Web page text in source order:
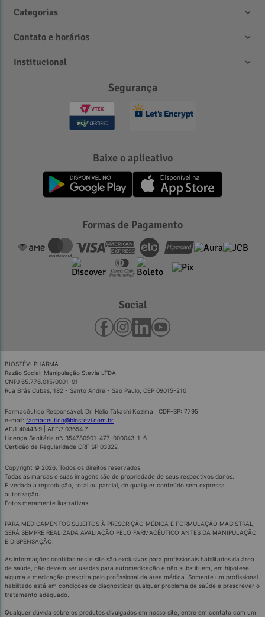
Categorias
Contato e horários
Institucional
Segurança
Baixe o aplicativo
Formas de Pagamento
Social
BIOSTÉVI PHARMA
Razão Social: Manipulação Stevia LTDA
CNPJ 65.776.015/0001-91
Rua Brás Cubas, 182 - Santo André - São Paulo, CEP 09015-210
Farmacêutico Responsável: Dr. Hélio Takashi Kozima | CDF-SP: 7795
e-mail: farmaceutico@biostevi.com.br
AE:1.40443.9 | AFE:7.03654.7
Licença Sanitária nº: 354780901-477-000043-1-6
Certidão de Regularidade CRF SP 03322
Copyright © 2026. Todos os direitos reservados.
Todas as marcas e suas imagens são de propriedade de seus respectivos donos.
É vedada a reprodução, total ou parcial, de qualquer conteúdo sem expressa
autorização.
Fotos meramente ilustrativas.
PARA MEDICAMENTOS SUJEITOS À PRESCRIÇÃO MÉDICA E FORMULAÇÃO MAGISTRAL,
SERÁ SEMPRE REALIZADA AVALIAÇÃO PELO FARMACÊUTICO ANTES DA MANIPULAÇÃO
E DISPENSAÇÃO.
As informações contidas neste site são exclusivas para profissionais habilitados da área
de saúde, não devem ser usadas para automedicação e não substituem, em hipótese
alguma a medicação prescrita pelo profissional da área médica. Somente um profissional
habilitado está em condições de diagnosticar qualquer problema de saúde e prescrever o
tratamento adequado.
Qualquer dúvida sobre os produtos divulgados em nosso site, entre em contato com um